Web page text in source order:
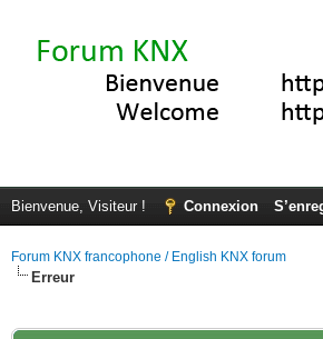
Bienvenue, Visiteur ! Connexion
Forum KNX francophone / English KNX forum
Erreur